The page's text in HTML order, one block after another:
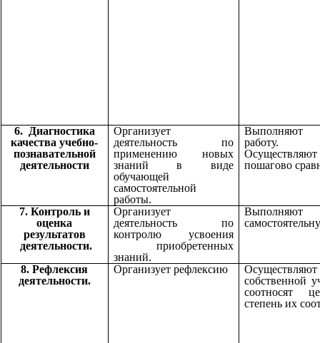
6. Диагностика
качества учебно-
познавательной
деятельности
Организует
деятельность по
применению новых
знаний в виде
обучающей
самостоятельной
работы.
Выполняют
работу.
пошагово
7. Контроль и
оценка
результатов
деятельности.
Организует
деятельность по
контролю усвоения
приобретенных
знаний.
8. Рефлексия
деятельности.
Организует рефлексию
собственной
соотносят
степень их